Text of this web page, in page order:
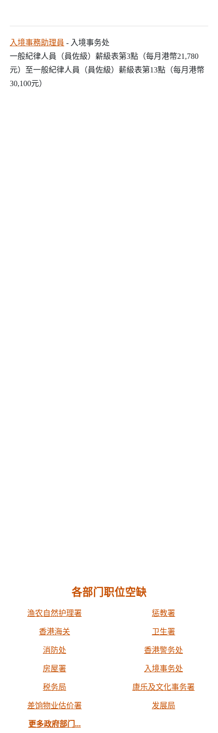
入境事務助理員 - 入境事务处
一般紀律人員（員佐級）薪級表第3點（每月港幣21,780
元）至一般紀律人員（員佐級）薪級表第13點（每月港幣
30,100元）
各部门职位空缺
渔农自然护理署 惩教署
香港海关 卫生署
消防处 香港警务处
房屋署 入境事务处
税务局 康乐及文化事务署
差饷物业估价署 发展局
更多政府部门...